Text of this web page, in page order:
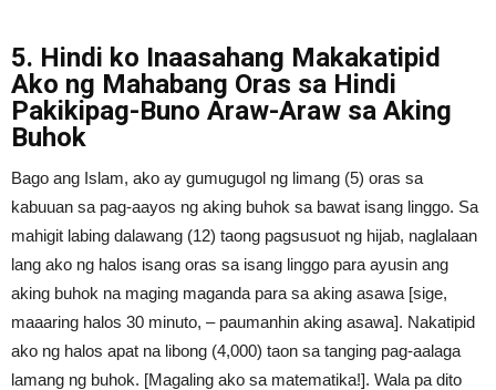
5. Hindi ko Inaasahang Makakatipid
Ako ng Mahabang Oras sa Hindi
Pakikipag-Buno Araw-Araw sa Aking
Buhok
Bago ang Islam, ako ay gumugugol ng limang (5) oras sa
kabuuan sa pag-aayos ng aking buhok sa bawat isang linggo. Sa
mahigit labing dalawang (12) taong pagsusuot ng hijab, naglalaan
lang ako ng halos isang oras sa isang linggo para ayusin ang
aking buhok na maging maganda para sa aking asawa [sige,
maaaring halos 30 minuto, – paumanhin aking asawa]. Nakatipid
ako ng halos apat na libong (4,000) taon sa tanging pag-aalaga
lamang ng buhok. [Magaling ako sa matematika!]. Wala pa dito